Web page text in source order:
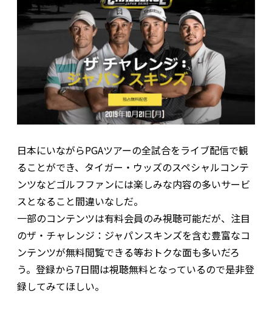
日本にいながらPGAツアーの全試合をライブ配信で観
ることができ、タイガー・ウッズのスペシャルコンテ
ンツなどゴルフファンには楽しみな内容の多いサービ
スとなること間違いなしだ。
一部のコンテンツは有料会員のみ視聴可能だが、注目
のザ・チャレンジ：ジャパンスキンズを含む豊富なコ
ンテンツが無料閲覧できる等おトクな面も多いだろ
う。登録から7日間は視聴無料となっているので是非登
録してみてほしい。